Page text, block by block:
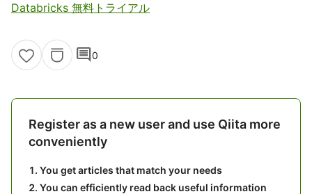
Databricks 無料トライアル
comment0
Register as a new user and use Qiita more
conveniently
You get articles that match your needs
You can efficiently read back useful information